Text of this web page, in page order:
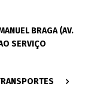
BRAGA (AV.
SERVIÇO